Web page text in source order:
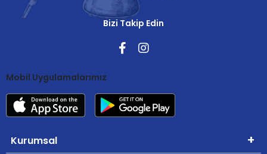
Bizi Takip Edin
Mobil Uygulamalarımız
Kurumsal